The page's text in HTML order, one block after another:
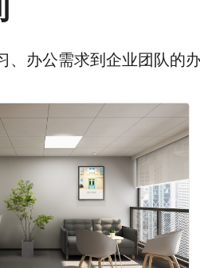
、办公需求到企业团队的